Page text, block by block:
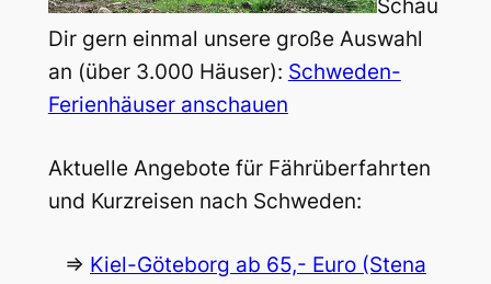
Schau
Dir gern einmal unsere große Auswahl
an (über 3.000 Häuser): Schweden-
Ferienhäuser anschauen
Aktuelle Angebote für Fährüberfahrten
und Kurzreisen nach Schweden:
=> Kiel-Göteborg ab 65,- Euro (Stena